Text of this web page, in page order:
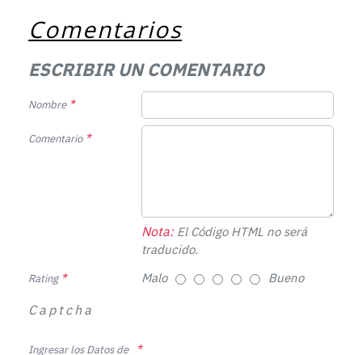
Comentarios
ESCRIBIR UN COMENTARIO
Nombre
Comentario
Nota:El Código HTML no será
traducido.
Rating Malo Bueno
Captcha
Ingresar los Datos de